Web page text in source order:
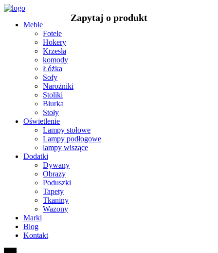
Meble
Fotele
Hokery
Krzesła
komody
Łóżka
Sofy
Narożniki
Stoliki
Biurka
Stoły
Oświetlenie
Lampy stołowe
Lampy podłogowe
lampy wiszące
Dodatki
Dywany
Obrazy
Poduszki
Tapety
Tkaniny
Wazony
Marki
Blog
Kontakt